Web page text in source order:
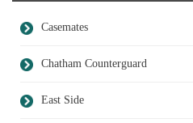
Casemates
Chatham Counterguard
East Side